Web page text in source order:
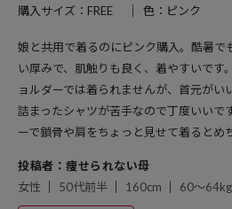
購入サイズ：FREE 色：ピンク
娘と共用で着るのにピンク購入。酷暑で
い厚みで、肌触りも良く、着やすいです
ョルダーでは着られませんが、首元がい
詰まったシャツが苦手なので丁度いいで
ーで鎖骨や肩をちょっと見せて着るとめ
投稿者：痩せられない母
女性
50代前半 160cm 60～64kg